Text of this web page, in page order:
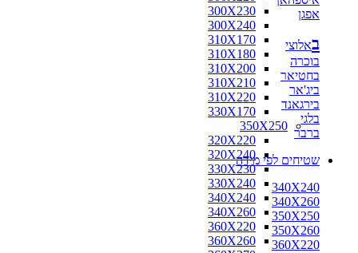
300X230
300X240
310X170
310X180
310X200
310X210
310X220
330X170
350X250
320X220
320X240
330X230
330X240
340X240
340X260
360X220
360X260
אפגן
באלוצי
בוכרה
בחטיאר
ביג'אר
בירגאנד
בלגי
ברבר
שטיחים לפי מידה
340X240
340X260
350X250
350X260
360X220